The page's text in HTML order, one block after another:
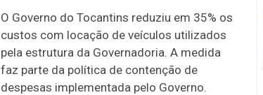
O Governo do Tocantins reduziu em 35% os
custos com locação de veículos utilizados
pela estrutura da Governadoria. A medida
faz parte da política de contenção de
despesas implementada pelo Governo.